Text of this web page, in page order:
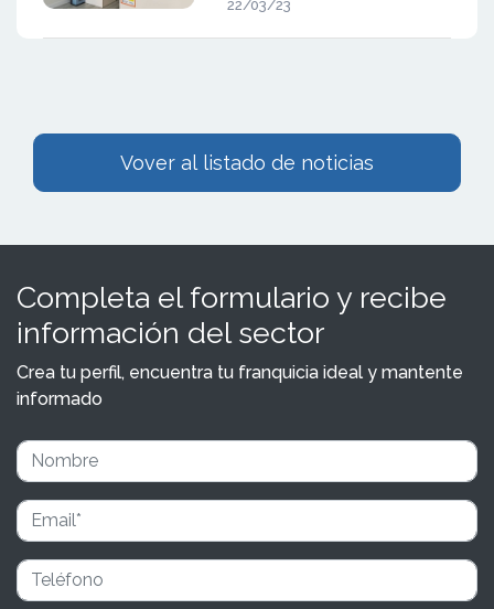
22/03/23
Vover al listado de noticias
Completa el formulario y recibe
información del sector
Crea tu perfil, encuentra tu franquicia ideal y mantente
informado